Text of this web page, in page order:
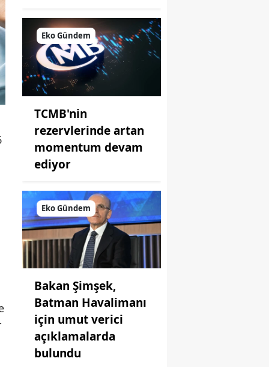
Eko Gündem
TCMB'nin
rezervlerinde artan
momentum devam
ediyor
Eko Gündem
Bakan Şimşek,
Batman Havalimanı
için umut verici
açıklamalarda
bulundu